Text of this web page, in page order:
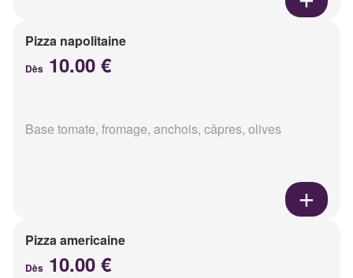
Pizza napolitaine
Dès 10.00 €
Base tomate, fromage, anchois, câpres, olives
Pizza americaine
Dès 10.00 €